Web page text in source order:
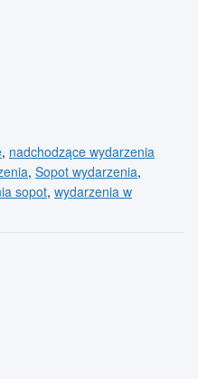
, nadchodzące wydarzenia
, Sopot wydarzenia,
sopot, wydarzenia w